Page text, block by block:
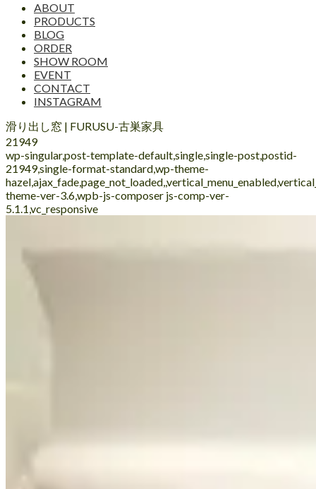
ABOUT
PRODUCTS
BLOG
ORDER
SHOW ROOM
EVENT
CONTACT
INSTAGRAM
滑り出し窓 | FURUSU-古巣家具
21949
wp-singular,post-template-default,single,single-post,postid-
21949,single-format-standard,wp-theme-
theme-ver-3.6,wpb-js-composer js-comp-ver-
5.1.1,vc_responsive